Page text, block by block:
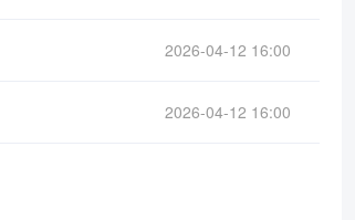
2026-04-12 16:00
2026-04-12 16:00